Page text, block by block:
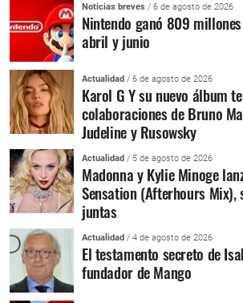
Noticias breves / 6 de agosto de 2026
Nintendo ganó 809
abril y junio
Actualidad / 6 de agosto de 2026
Karol G Y su nuevo álbum
colaboraciones de Bruno
Judeline y Rusowsky
Actualidad / 5 de agosto de 2026
Madonna y Kylie Minoge
Sensation (Afterhours
juntas
Actualidad / 4 de agosto de 2026
El testamento secreto de
fundador de Mango